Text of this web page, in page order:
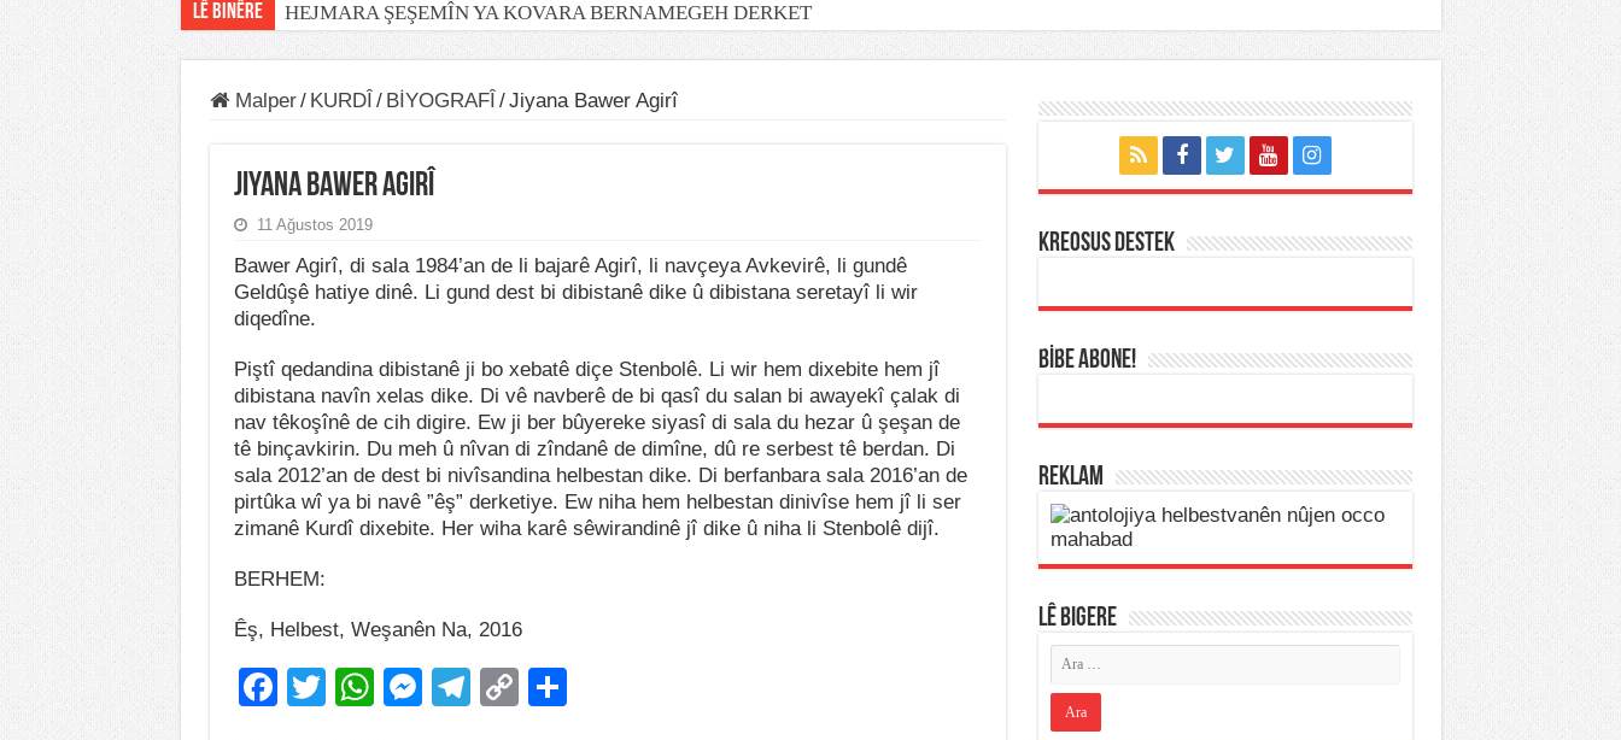
LÊ BINÊRE HEJMARA ŞEŞEMÎN YA KOVARA BERNAMEGEH DERKET
Malper/ KURDÎ / BİYOGRAFÎ /Jiyana Bawer Agirî
Jiyana Bawer Agirî
11 Ağustos 2019
Bawer Agirî, di sala 1984’an de li bajarê Agirî, li navçeya Avkevirê, li gundê
Geldûşê hatiye dinê. Li gund dest bi dibistanê dike û dibistana seretayî li wir
diqedîne.
Piştî qedandina dibistanê ji bo xebatê diçe Stenbolê. Li wir hem dixebite hem jî
dibistana navîn xelas dike. Di vê navberê de bi qasî du salan bi awayekî çalak di
nav têkoşînê de cih digire. Ew ji ber bûyereke siyasî di sala du hezar û şeşan de
tê binçavkirin. Du meh û nîvan di zîndanê de dimîne, dû re serbest tê berdan. Di
sala 2012’an de dest bi nivîsandina helbestan dike. Di berfanbara sala 2016’an de
pirtûka wî ya bi navê ”êş” derketiye. Ew niha hem helbestan dinivîse hem jî li ser
zimanê Kurdî dixebite. Her wiha karê sêwirandinê jî dike û niha li Stenbolê dijî.
BERHEM:
Êş, Helbest, Weşanên Na, 2016
F T W M T C S
KREOSUS DESTEK
BİBE ABONE!
REKLAM
LÊ BIGERE